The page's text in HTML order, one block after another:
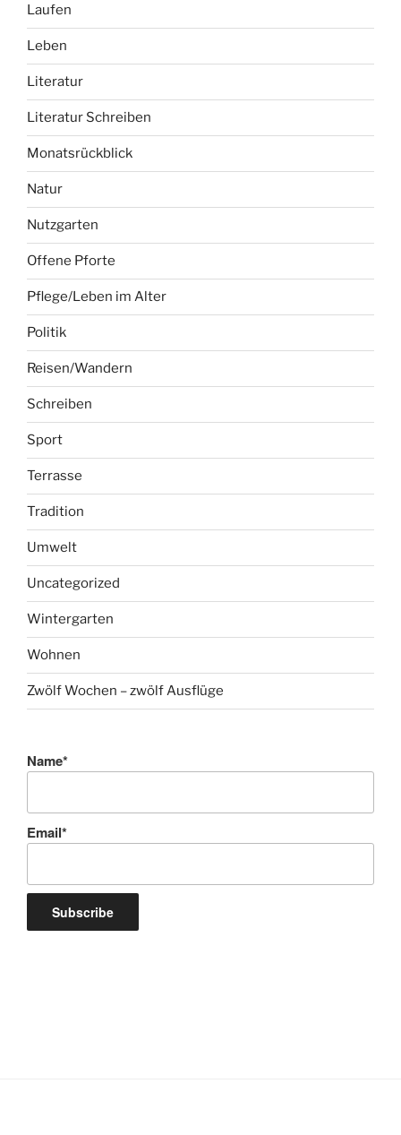
Laufen
Leben
Literatur
Literatur Schreiben
Monatsrückblick
Natur
Nutzgarten
Offene Pforte
Pflege/Leben im Alter
Politik
Reisen/Wandern
Schreiben
Sport
Terrasse
Tradition
Umwelt
Uncategorized
Wintergarten
Wohnen
Zwölf Wochen – zwölf Ausflüge
Name*
Email*